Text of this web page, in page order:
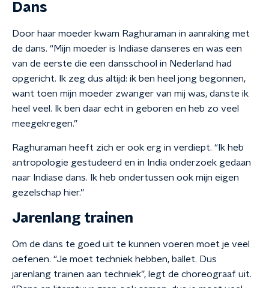
Dans
Door haar moeder kwam Raghuraman in aanraking met
de dans. “Mijn moeder is Indiase danseres en was een
van de eerste die een dansschool in Nederland had
opgericht. Ik zeg dus altijd: ik ben heel jong begonnen,
want toen mijn moeder zwanger van mij was, danste ik
heel veel. Ik ben daar echt in geboren en heb zo veel
meegekregen.”
Raghuraman heeft zich er ook erg in verdiept. “Ik heb
antropologie gestudeerd en in India onderzoek gedaan
naar Indiase dans. Ik heb ondertussen ook mijn eigen
gezelschap hier.”
Jarenlang trainen
Om de dans te goed uit te kunnen voeren moet je veel
oefenen. “Je moet techniek hebben, ballet. Dus
jarenlang trainen aan techniek”, legt de choreograaf uit.